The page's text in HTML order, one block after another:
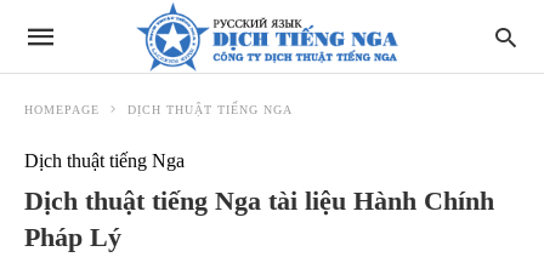
HOMEPAGE DỊCH THUẬT TIẾNG NGA
Dịch thuật tiếng Nga
Dịch thuật tiếng Nga tài liệu Hành Chính
Pháp Lý